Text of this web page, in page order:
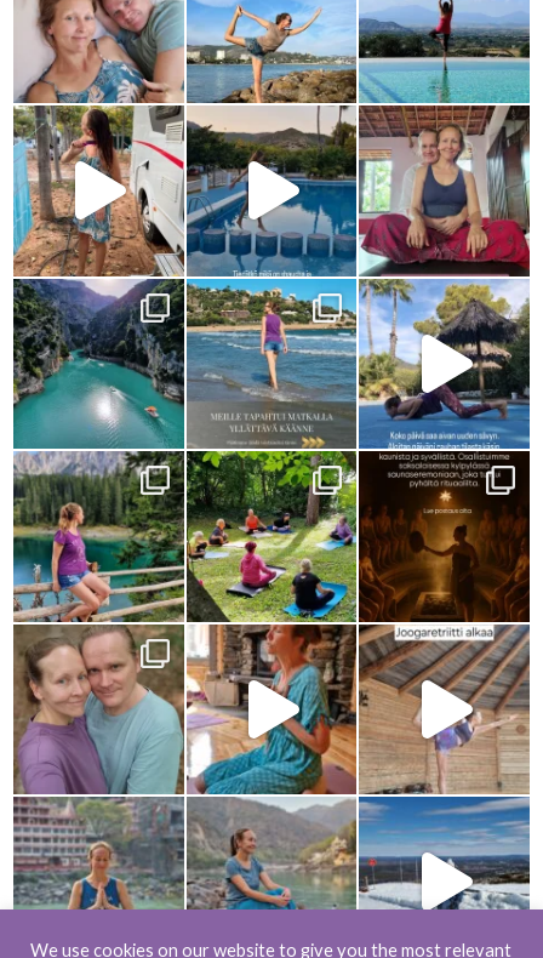
We use cookies on our website to give you the most relevant